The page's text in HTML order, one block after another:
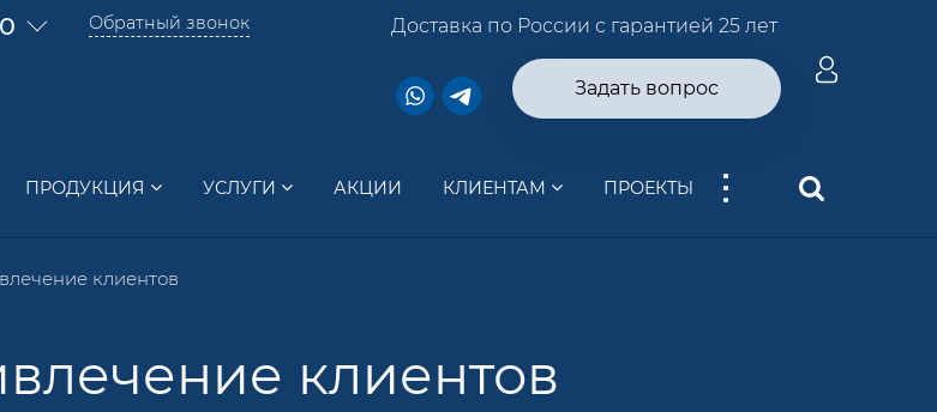
Обратный звонок Доставка по России с гарантией 25 лет
Задать вопрос
ПРОДУКЦИЯ УСЛУГИ АКЦИИ КЛИЕНТАМ ПРОЕКТЫ ...
клиентов
клиентов